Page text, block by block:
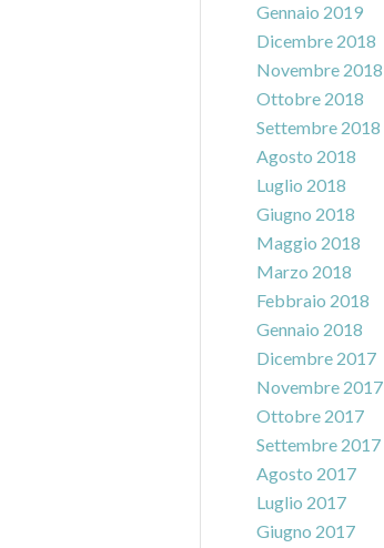
Gennaio 2019
Dicembre 2018
Novembre 2018
Ottobre 2018
Settembre 2018
Agosto 2018
Luglio 2018
Giugno 2018
Maggio 2018
Marzo 2018
Febbraio 2018
Gennaio 2018
Dicembre 2017
Novembre 2017
Ottobre 2017
Settembre 2017
Agosto 2017
Luglio 2017
Giugno 2017